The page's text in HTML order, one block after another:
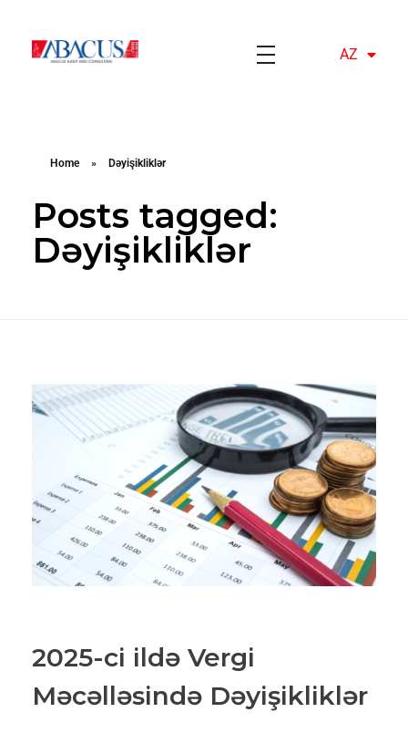
AZ
EN
Home » Dəyişikliklər
Posts tagged:
Dəyişikliklər
2025-ci ildə Vergi
Məcəlləsində Dəyişikliklər